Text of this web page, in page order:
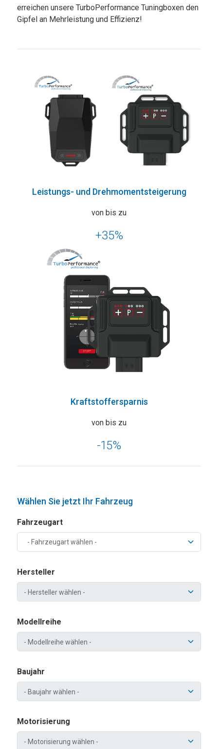
erreichen unsere TurboPerformance Tuningboxen den
Gipfel an Mehrleistung und Effizienz!
Leistungs- und Drehmomentsteigerung
von bis zu
+35%
Kraftstoffersparnis
von bis zu
-15%
Wählen Sie jetzt Ihr Fahrzeug
Fahrzeugart
- Fahrzeugart wählen -
Hersteller
Modellreihe
Baujahr
Motorisierung